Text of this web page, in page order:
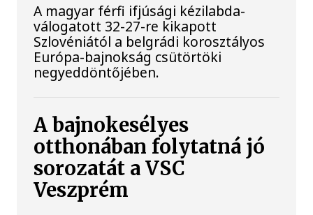
A magyar férfi ifjúsági kézilabda-
válogatott 32-27-re kikapott
Szlovéniától a belgrádi korosztályos
Európa-bajnokság csütörtöki
negyeddöntőjében.
A bajnokesélyes
otthonában folytatná jó
sorozatát a VSC
Veszprém